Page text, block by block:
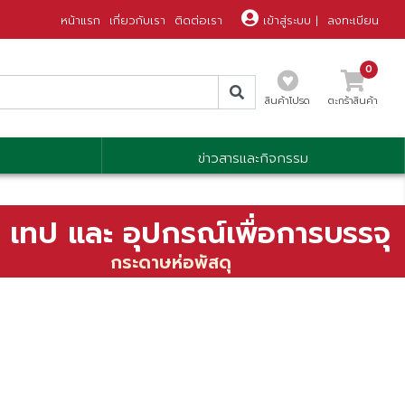
เข้าสู่ระบบ | ลงทะเบียน
หน้าแรก เกี่ยวกับเรา ติดต่อเรา
สินค้าโปรด ตะกร้าสินค้า
0
ข่าวสารและกิจกรรม
เทป และ อุปกรณ์เพื่อการบรรจุ
กระดาษห่อพัสดุ